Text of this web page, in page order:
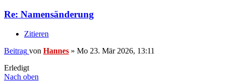
Re: Namensänderung
Zitieren
Beitrag von Hannes » Mo 23. Mär 2026, 13:11
Erledigt
Nach oben